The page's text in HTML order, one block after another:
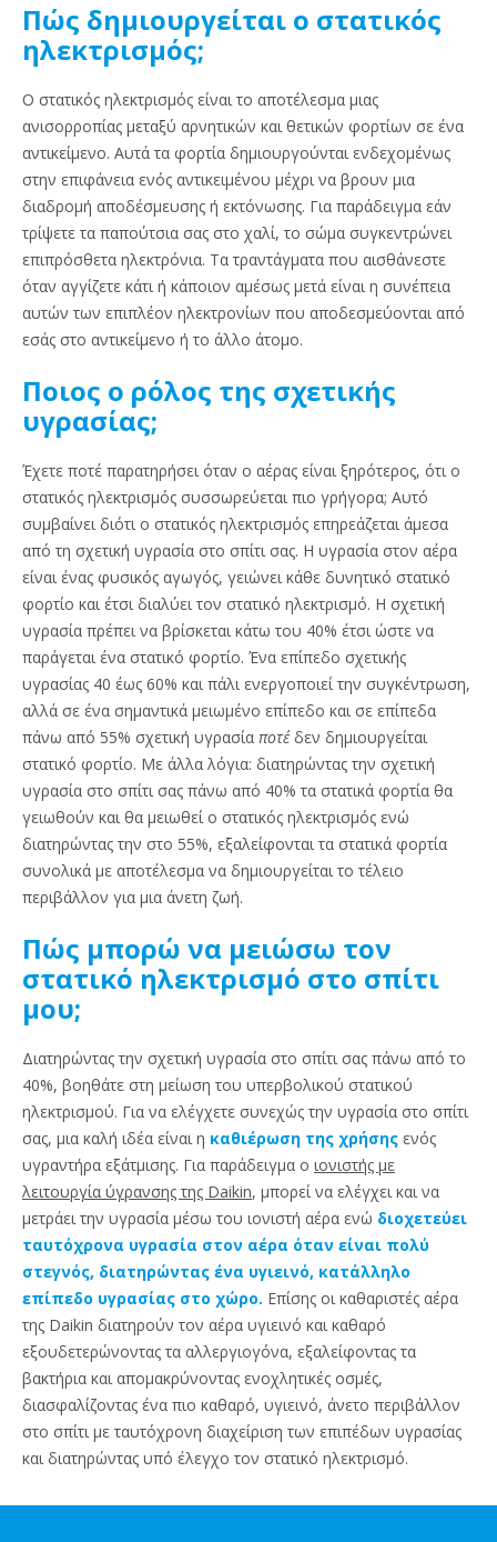
Πώς δημιουργείται ο στατικός
ηλεκτρισμός;
Ο στατικός ηλεκτρισμός είναι το αποτέλεσμα μιας
ανισορροπίας μεταξύ αρνητικών και θετικών φορτίων σε ένα
αντικείμενο. Αυτά τα φορτία δημιουργούνται ενδεχομένως
στην επιφάνεια ενός αντικειμένου μέχρι να βρουν μια
διαδρομή αποδέσμευσης ή εκτόνωσης. Για παράδειγμα εάν
τρίψετε τα παπούτσια σας στο χαλί, το σώμα συγκεντρώνει
επιπρόσθετα ηλεκτρόνια. Τα τραντάγματα που αισθάνεστε
όταν αγγίζετε κάτι ή κάποιον αμέσως μετά είναι η συνέπεια
αυτών των επιπλέον ηλεκτρονίων που αποδεσμεύονται από
εσάς στο αντικείμενο ή το άλλο άτομο.
Ποιος ο ρόλος της σχετικής
υγρασίας;
Έχετε ποτέ παρατηρήσει όταν ο αέρας είναι ξηρότερος, ότι ο
στατικός ηλεκτρισμός συσσωρεύεται πιο γρήγορα; Αυτό
συμβαίνει διότι ο στατικός ηλεκτρισμός επηρεάζεται άμεσα
από τη σχετική υγρασία στο σπίτι σας. Η υγρασία στον αέρα
είναι ένας φυσικός αγωγός, γειώνει κάθε δυνητικό στατικό
φορτίο και έτσι διαλύει τον στατικό ηλεκτρισμό. Η σχετική
υγρασία πρέπει να βρίσκεται κάτω του 40% έτσι ώστε να
παράγεται ένα στατικό φορτίο. Ένα επίπεδο σχετικής
υγρασίας 40 έως 60% και πάλι ενεργοποιεί την συγκέντρωση,
αλλά σε ένα σημαντικά μειωμένο επίπεδο και σε επίπεδα
πάνω από 55% σχετική υγρασία ποτέδεν δημιουργείται
στατικό φορτίο. Με άλλα λόγια: διατηρώντας την σχετική
υγρασία στο σπίτι σας πάνω από 40% τα στατικά φορτία θα
γειωθούν και θα μειωθεί ο στατικός ηλεκτρισμός ενώ
διατηρώντας την στο 55%, εξαλείφονται τα στατικά φορτία
συνολικά με αποτέλεσμα να δημιουργείται το τέλειο
περιβάλλον για μια άνετη ζωή.
Πώς μπορώ να μειώσω τον
στατικό ηλεκτρισμό στο σπίτι
μου;
Διατηρώντας την σχετική υγρασία στο σπίτι σας πάνω από το
40%, βοηθάτε στη μείωση του υπερβολικού στατικού
ηλεκτρισμού. Για να ελέγχετε συνεχώς την υγρασία στο σπίτι
σας, μια καλή ιδέα είναι η καθιέρωση της χρήσης ενός
υγραντήρα εξάτμισης. Για παράδειγμα ο ιονιστής με
λειτουργία ύγρανσης της Daikin, μπορεί να ελέγχει και να
μετράει την υγρασία μέσω του ιονιστή αέρα ενώ διοχετεύει
ταυτόχρονα υγρασία στον αέρα όταν είναι πολύ
στεγνός, διατηρώντας ένα υγιεινό, κατάλληλο
επίπεδο υγρασίας στο χώρο. Επίσης οι καθαριστές αέρα
της Daikin διατηρούν τον αέρα υγιεινό και καθαρό
εξουδετερώνοντας τα αλλεργιογόνα, εξαλείφοντας τα
βακτήρια και απομακρύνοντας ενοχλητικές οσμές,
διασφαλίζοντας ένα πιο καθαρό, υγιεινό, άνετο περιβάλλον
στο σπίτι με ταυτόχρονη διαχείριση των επιπέδων υγρασίας
και διατηρώντας υπό έλεγχο τον στατικό ηλεκτρισμό.